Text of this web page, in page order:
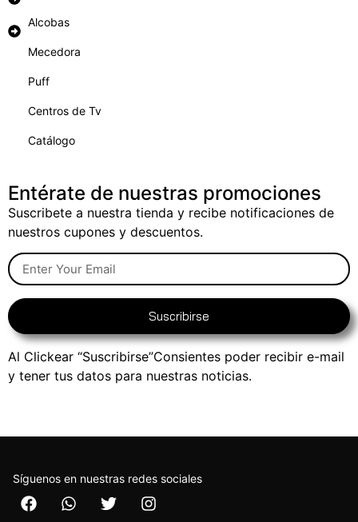
Alcobas
Mecedora
Puff
Centros de Tv
Catálogo
Entérate de nuestras promociones
Suscribete a nuestra tienda y recibe notificaciones de
nuestros cupones y descuentos.
Suscribirse
Al Clickear “Suscribirse”Consientes poder recibir e-mail
y tener tus datos para nuestras noticias.
Síguenos en nuestras redes sociales